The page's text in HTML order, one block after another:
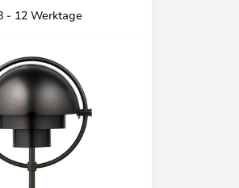
- 12 Werktage